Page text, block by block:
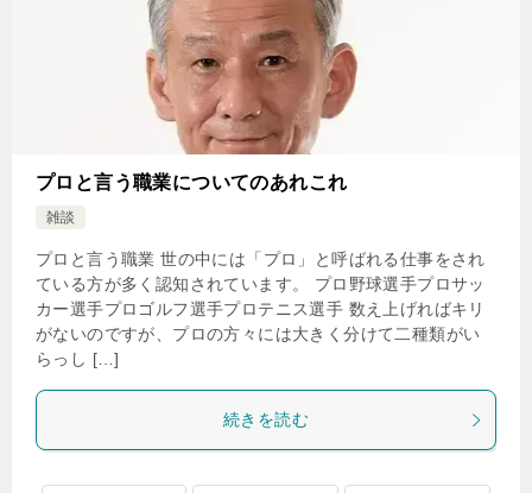
プロと言う職業についてのあれこれ
雑談
プロと言う職業 世の中には「プロ」と呼ばれる仕事をされ
ている方が多く認知されています。 プロ野球選手プロサッ
カー選手プロゴルフ選手プロテニス選手 数え上げればキリ
がないのですが、プロの方々には大きく分けて二種類がい
らっし […]
続きを読む